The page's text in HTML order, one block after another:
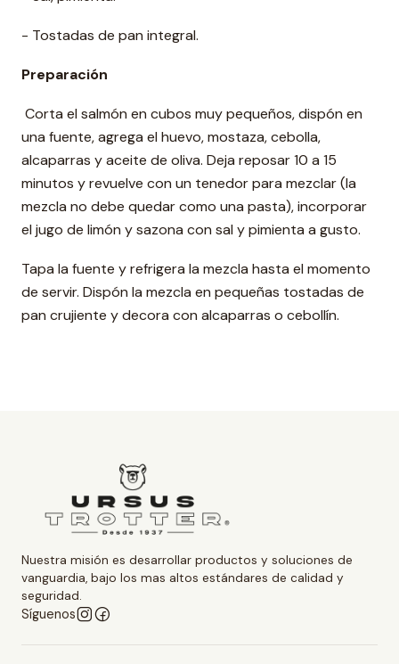
- Tostadas de pan integral.
Preparación
Corta el salmón en cubos muy pequeños, dispón en
una fuente, agrega el huevo, mostaza, cebolla,
alcaparras y aceite de oliva. Deja reposar 10 a 15
minutos y revuelve con un tenedor para mezclar (la
mezcla no debe quedar como una pasta), incorporar
el jugo de limón y sazona con sal y pimienta a gusto.
Tapa la fuente y refrigera la mezcla hasta el momento
de servir. Dispón la mezcla en pequeñas tostadas de
pan crujiente y decora con alcaparras o cebollín.
Nuestra misión es desarrollar productos y soluciones de
vanguardia, bajo los mas altos estándares de calidad y
seguridad.
Síguenos